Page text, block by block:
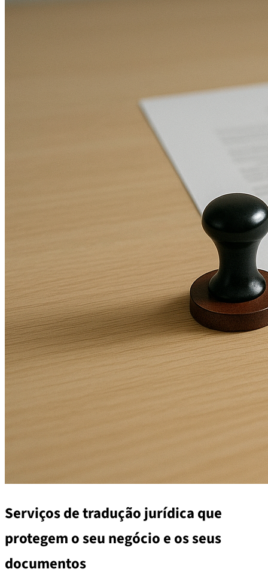
Serviços de tradução jurídica que
protegem o seu negócio e os seus
documentos